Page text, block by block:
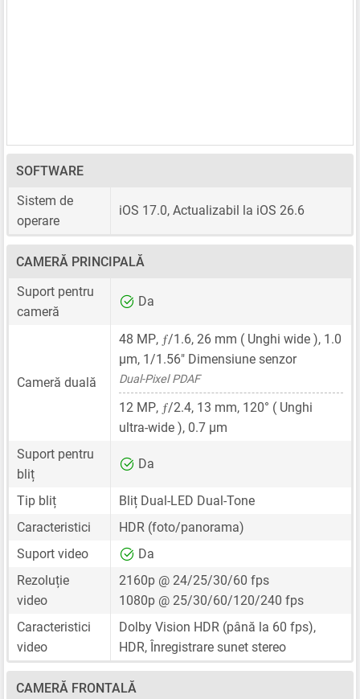
SOFTWARE
Sistem de
operare
iOS 17.0, Actualizabil la iOS 26.6
CAMERĂ PRINCIPALĂ
Suport pentru
cameră
Da
Cameră duală
48 MP, ƒ/1.6, 26 mm ( Unghi wide ), 1.0
μm, 1/1.56" Dimensiune senzor
Dual-Pixel PDAF
12 MP, ƒ/2.4, 13 mm, 120° ( Unghi
ultra-wide ), 0.7 μm
Suport pentru
bliț
Da
Tip bliț
Bliț Dual-LED Dual-Tone
Caracteristici
HDR (foto/panorama)
Suport video
Da
Rezoluție
video
2160p @ 24/25/30/60 fps
1080p @ 25/30/60/120/240 fps
Caracteristici
video
Dolby Vision HDR (până la 60 fps),
HDR, Înregistrare sunet stereo
CAMERĂ FRONTALĂ